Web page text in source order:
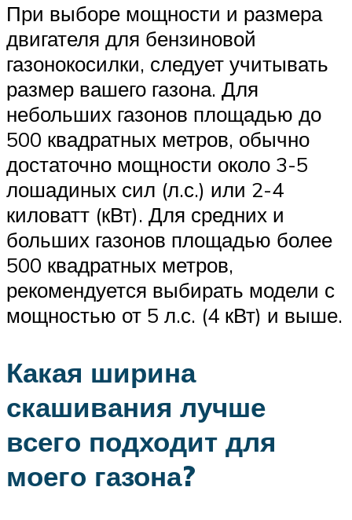
При выборе мощности и размера
двигателя для бензиновой
газонокосилки, следует учитывать
размер вашего газона. Для
небольших газонов площадью до
500 квадратных метров, обычно
достаточно мощности около 3-5
лошадиных сил (л.с.) или 2-4
киловатт (кВт). Для средних и
больших газонов площадью более
500 квадратных метров,
рекомендуется выбирать модели с
мощностью от 5 л.с. (4 кВт) и выше.
Какая ширина
скашивания лучше
всего подходит для
моего газона?